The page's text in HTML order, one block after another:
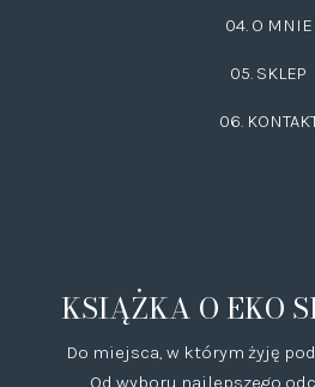
04. O MNIE
05. SKLEP
06.
KSIĄŻKA O EKO
Do miejsca, w którym żyję
Od wyboru najlepszego